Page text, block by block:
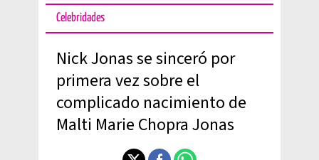
Celebridades
Nick Jonas se sinceró por
primera vez sobre el
complicado nacimiento de
Malti Marie Chopra Jonas